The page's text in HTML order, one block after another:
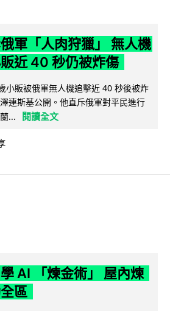
軍「人肉狩獵」 無人機
近 40 秒仍被炸傷
小販被俄軍無人機追擊近 40 秒後被炸
連斯基公開。他直斥俄軍對平民進行
...
閱讀全文
AI 「煉金術」 屋內煉
區